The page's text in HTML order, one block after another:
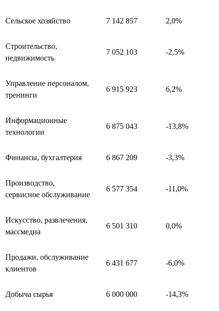
Сельское хозяйство 7 142 857 2,0%
Строительство,
недвижимость
7 052 103 -2,5%
Управление персоналом,
тренинги
6 915 923 6,2%
Информационные
технологии
6 875 043 -13,8%
Финансы, бухгалтерия 6 867 209 -3,3%
Производство,
сервисное обслуживание
6 577 354 -11,0%
Искусство, развлечения,
массмедиа
6 501 310 0,0%
Продажи, обслуживание
клиентов
6 431 677 -6,0%
Добыча сырья 6 000 000 -14,3%